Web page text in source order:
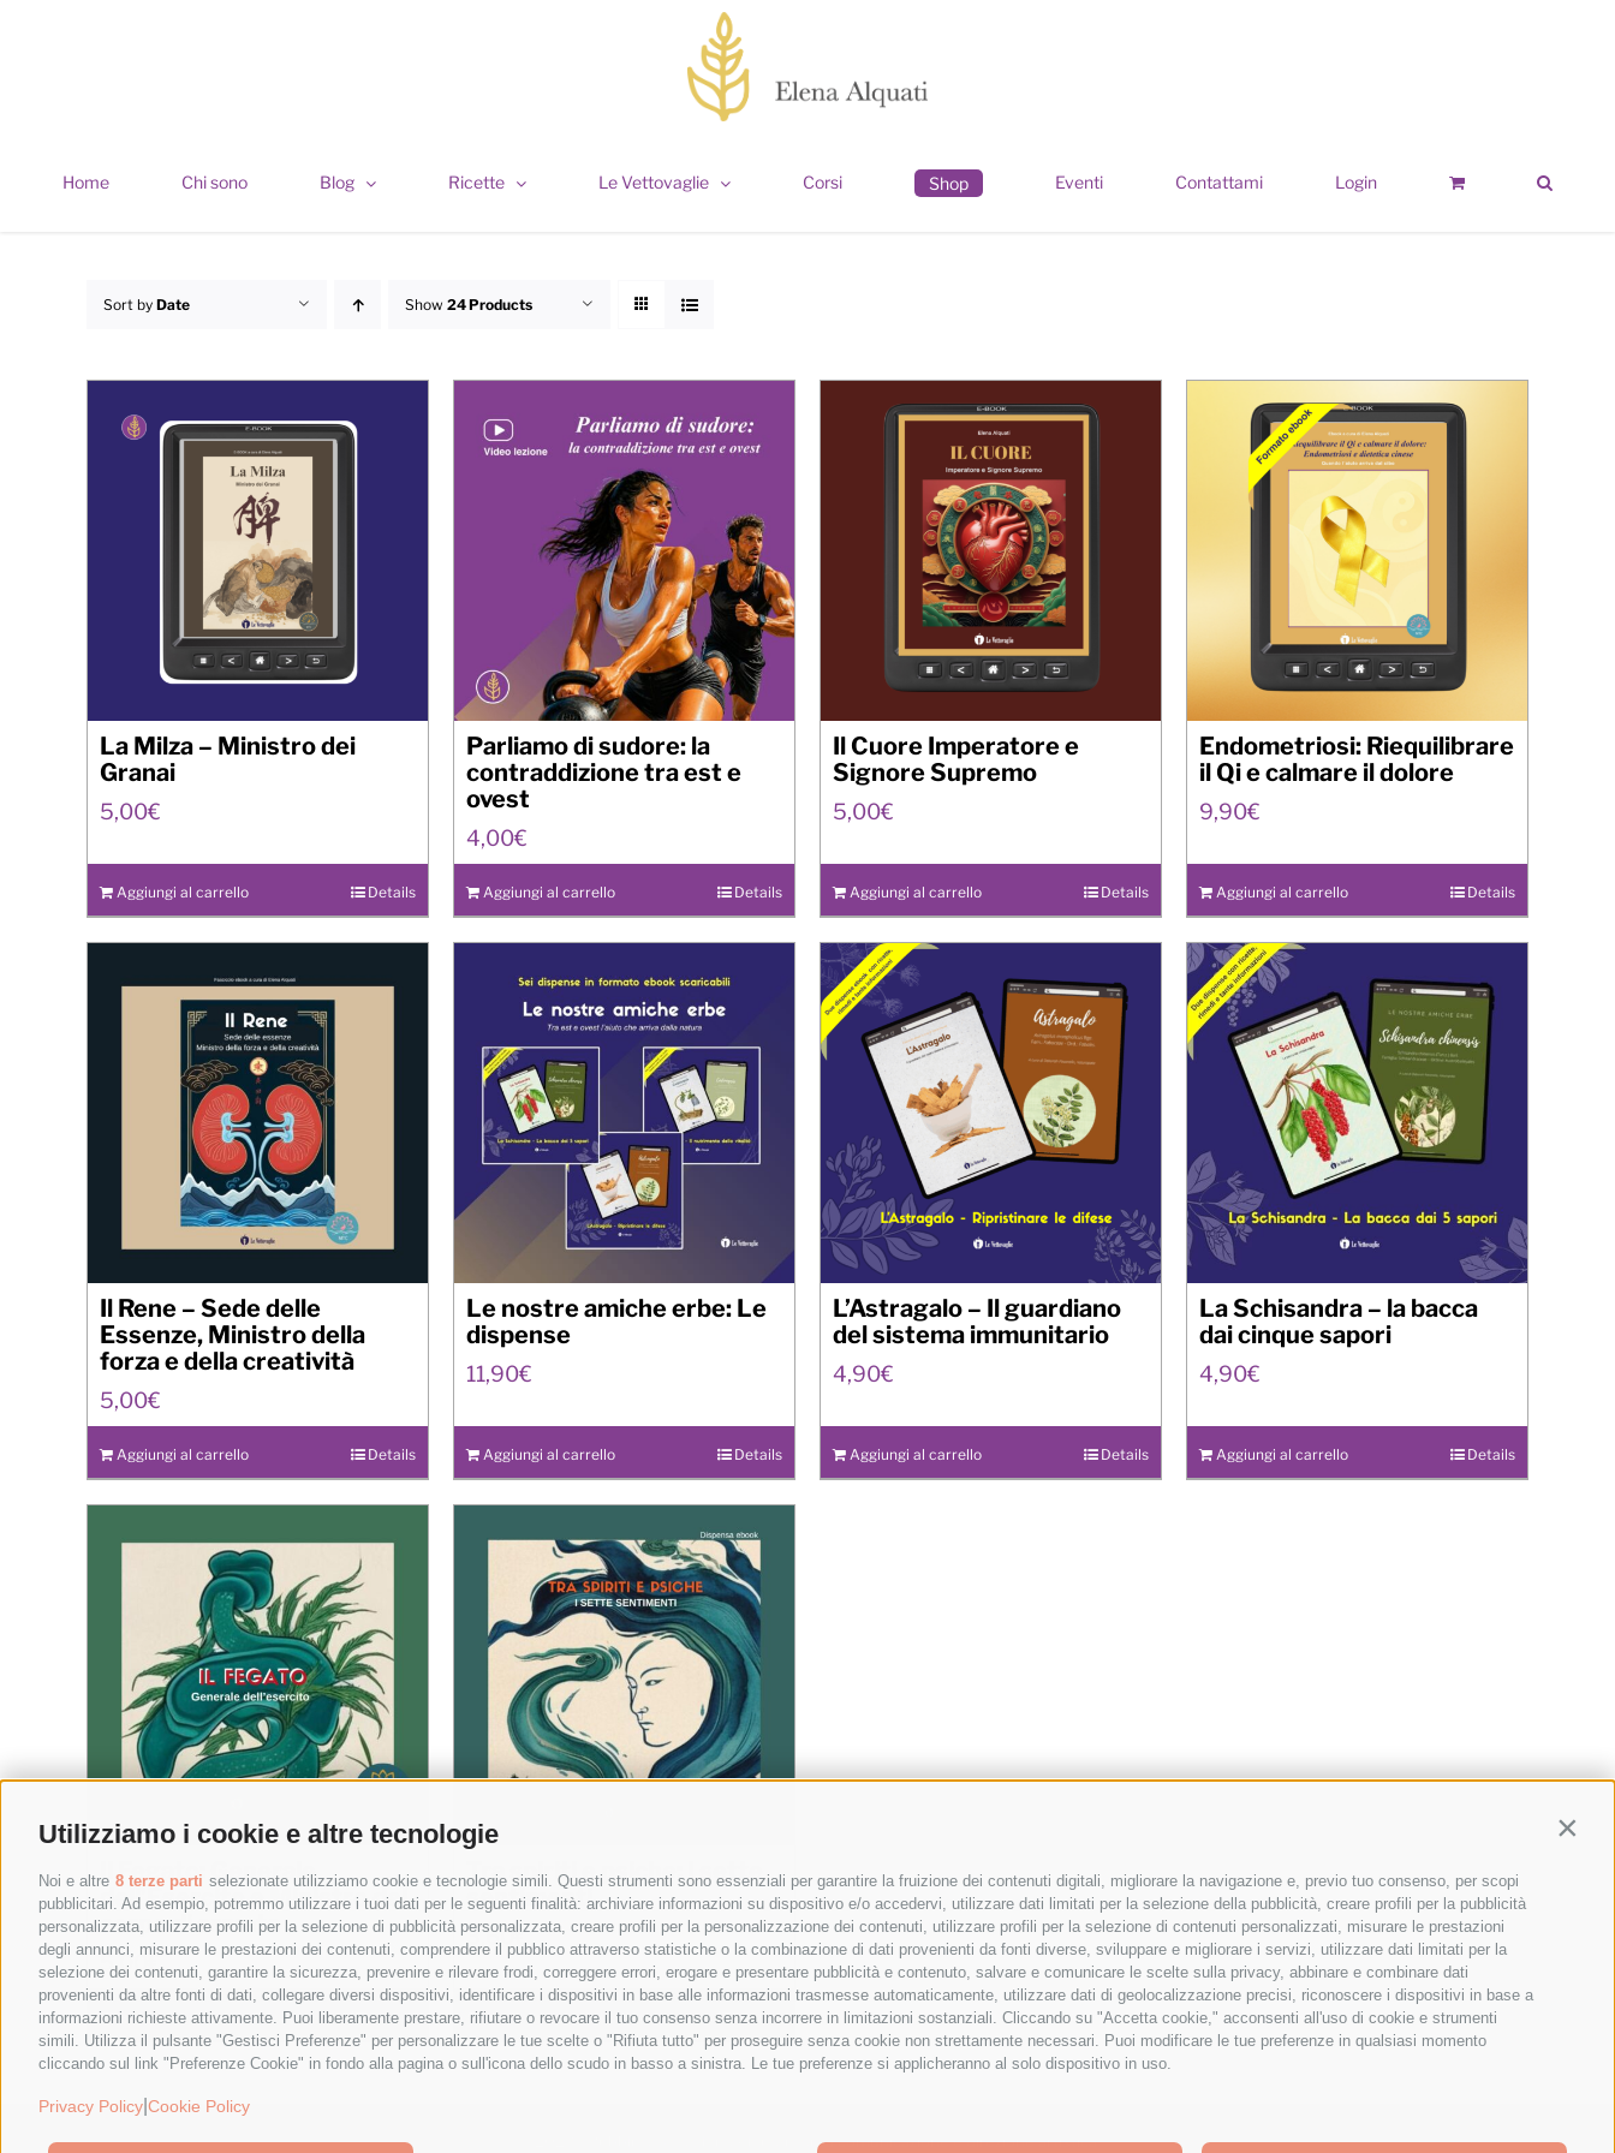
Utilizziamo i cookie e altre tecnologie
Noi e altre 8 terze parti selezionate utilizziamo cookie e tecnologie simili. Questi strumenti sono essenziali per garantire la fruizione dei contenuti digitali, migliorare la navigazione e, previo tuo consenso, per scopi
pubblicitari. Ad esempio, potremmo utilizzare i tuoi dati per le seguenti finalità: archiviare informazioni su dispositivo e/o accedervi, utilizzare dati limitati per la selezione della pubblicità, creare profili per la pubblicità
personalizzata, utilizzare profili per la selezione di pubblicità personalizzata, creare profili per la personalizzazione dei contenuti, utilizzare profili per la selezione di contenuti personalizzati, misurare le prestazioni
degli annunci, misurare le prestazioni dei contenuti, comprendere il pubblico attraverso statistiche o la combinazione di dati provenienti da fonti diverse, sviluppare e migliorare i servizi, utilizzare dati limitati per la
selezione dei contenuti, garantire la sicurezza, prevenire e rilevare frodi, correggere errori, erogare e presentare pubblicità e contenuto, salvare e comunicare le scelte sulla privacy, abbinare e combinare dati
provenienti da altre fonti di dati, collegare diversi dispositivi, identificare i dispositivi in base alle informazioni trasmesse automaticamente, utilizzare dati di geolocalizzazione precisi, riconoscere i dispositivi in base a
informazioni richieste attivamente. Puoi liberamente prestare, rifiutare o revocare il tuo consenso senza incorrere in limitazioni sostanziali. Cliccando su "Accetta cookie," acconsenti all'uso di cookie e strumenti
simili. Utilizza il pulsante "Gestisci Preferenze" per personalizzare le tue scelte o "Rifiuta tutto" per proseguire senza cookie non strettamente necessari. Puoi modificare le tue preferenze in qualsiasi momento
cliccando sul link "Preferenze Cookie" in fondo alla pagina o sull'icona dello scudo in basso a sinistra. Le tue preferenze si applicheranno al solo dispositivo in uso.
Privacy Policy Cookie Policy
Home Chi sono Blog Ricette Le Vettovaglie Corsi Shop Eventi Contattami Login
Sort by Date Show 24 Products
La Milza – Ministro dei
Granai
5,00€
Aggiungi al carrello Details
Parliamo di sudore: la
contraddizione tra est e
ovest
4,00€
Aggiungi al carrello Details
Il Cuore Imperatore e
Signore Supremo
5,00€
Aggiungi al carrello Details
Endometriosi: Riequilibrare
il Qi e calmare il dolore
9,90€
Aggiungi al carrello Details
Il Rene – Sede delle
Essenze, Ministro della
forza e della creatività
5,00€
Aggiungi al carrello Details
Le nostre amiche erbe: Le
dispense
11,90€
Aggiungi al carrello Details
L’Astragalo – Il guardiano
del sistema immunitario
4,90€
Aggiungi al carrello Details
La Schisandra – la bacca
dai cinque sapori
4,90€
Aggiungi al carrello Details
Il Fegato: Generale
dell’Esercito e Ministro del
corpo di armata
5,00€
Aggiungi al carrello Details
Tra spiriti e psiche: I sette
sentimenti
3,60€
Aggiungi al carrello Details
© 2023 - Pubblicato da Elena Alquati - area comunicazione e direzione artistica